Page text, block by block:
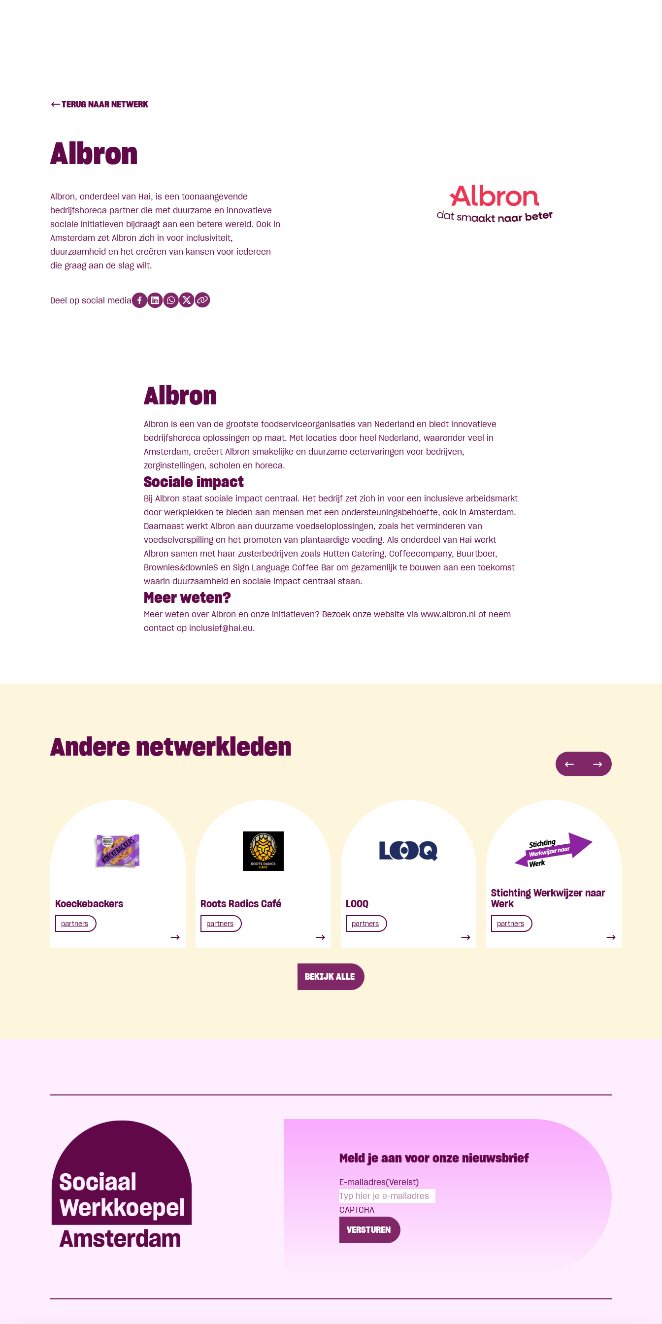
TERUG NAAR NETWERK
Albron
Albron, onderdeel van Hai, is een toonaangevende
bedrijfshoreca partner die met duurzame en innovatieve
sociale initiatieven bijdraagt aan een betere wereld. Ook in
Amsterdam zet Albron zich in voor inclusiviteit,
duurzaamheid en het creëren van kansen voor iedereen
die graag aan de slag wilt.
Deel op social media
Albron
Albron is een van de grootste foodserviceorganisaties van Nederland en biedt innovatieve
bedrijfshoreca oplossingen op maat. Met locaties door heel Nederland, waaronder veel in
Amsterdam, creëert Albron smakelijke en duurzame eetervaringen voor bedrijven,
zorginstellingen, scholen en horeca.
Sociale impact
Bij Albron staat sociale impact centraal. Het bedrijf zet zich in voor een inclusieve arbeidsmarkt
door werkplekken te bieden aan mensen met een ondersteuningsbehoefte, ook in Amsterdam.
Daarnaast werkt Albron aan duurzame voedseloplossingen, zoals het verminderen van
voedselverspilling en het promoten van plantaardige voeding. Als onderdeel van Hai werkt
Albron samen met haar zusterbedrijven zoals Hutten Catering, Coffeecompany, Buurtboer,
Brownies&downieS en Sign Language Coffee Bar om gezamenlijk te bouwen aan een toekomst
waarin duurzaamheid en sociale impact centraal staan.
Meer weten?
Meer weten over Albron en onze initiatieven? Bezoek onze website via www.albron.nl of neem
contact op inclusief@hai.eu.
Andere netwerkleden
Koeckebackers
partners
Roots Radics Café
partners
LOOQ
partners
Stichting Werkwijzer naar
Werk
partners
BEKIJK ALLE
Meld je aan voor onze nieuwsbrief
E-mailadres(Vereist)
CAPTCHA